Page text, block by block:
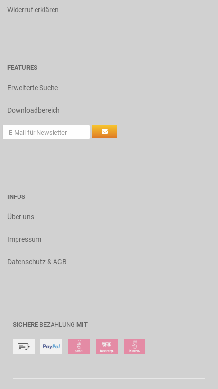
Widerruf erklären
FEATURES
Erweiterte Suche
Downloadbereich
INFOS
Über uns
Impressum
Datenschutz & AGB
SICHERE BEZAHLUNG MIT